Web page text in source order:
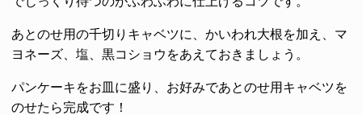
あとのせ用の千切りキャベツに、かいわれ大根を加え、マ
ヨネーズ、塩、黒コショウをあえておきましょう。
パンケーキをお皿に盛り、お好みであとのせ用キャベツを
のせたら完成です！